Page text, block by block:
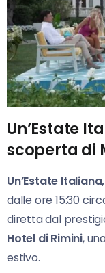
Un’Estate
scoperta di
Un’Estate Italiana,
dalle ore 15:30
diretta dal
Hotel di Rimini,
estivo.